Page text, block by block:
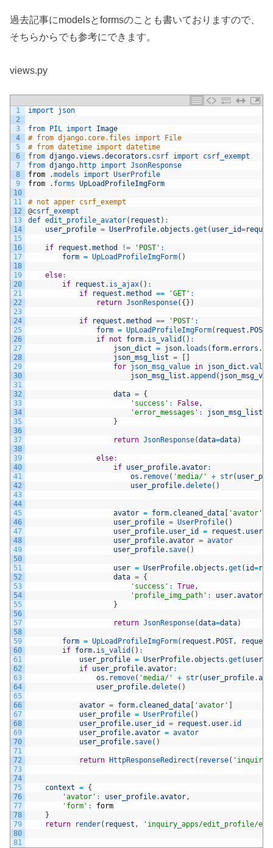
過去記事にmodelsとformsのことも書いておりますので、
そちらからでも参考にできます。
views.py
1
2
3
4
5
6
7
8
9
10
11
12
13
14
15
16
17
18
19
20
21
22
23
24
25
26
27
28
29
30
31
32
33
34
35
36
37
38
39
40
41
42
43
44
45
46
47
48
49
50
51
52
53
54
55
56
57
58
59
60
61
62
63
64
65
66
67
68
69
70
71
72
73
74
75
76
77
78
79
80
81
import json
from PIL import Image
# from django.core.files import File
# from datetime import datetime
from django.views .decorators . csrf import csrf_exempt
from django. http import JsonResponse
from
.models import UserProfile
from
. forms UpLoadProfileImgForm
# not apper csrf_exempt
@csrf_exempt
def edit_profile_avator( request ) :
user_profile = UserProfile.objects .get ( user_id=
if request .method != 'POST' :
form = UpLoadProfileImgForm( )
else:
if
request . is_ajax( ) :
if
request .method == 'GET' :
return JsonResponse( { } )
if request .method == 'POST' :
form = UpLoadProfileImgForm( request . POST
if not form. is_valid ( ) :
json_dict
= json. loads ( form.errors .
json_msg_list
=
for json_msg_value in json_dict .
json_msg_list .append (
data = {
'success' : False,
'error_messages' : json_msg_list
}
return JsonResponse(data=data)
else:
if user_profile.avator:
os . remove( 'media/' + str(
user_profile.delete( )
avator = form. cleaned_data 'avator'
user_profile = UserProfile( )
user_profile. user_id = request . user
user_profile.avator = avator
user_profile. save( )
user = UserProfile.objects .get ( id=
data = {
'success' : True,
'profile_img_path' : user.avator
}
return JsonResponse(data=data)
form = UpLoadProfileImgForm( request . POST, request
if form. is_valid ( ) :
user_profile = UserProfile.objects .get (
if user_profile.avator:
os . remove( 'media/' + str( user_profile.
user_profile.delete( )
avator = form. cleaned_data 'avator'
user_profile = UserProfile( )
user_profile. user_id = request . user. id
user_profile.avator = avator
user_profile. save( )
return HttpResponseRedirect ( reverse(
context = {
'avator' : user_profile.avator,
'form' :
form
}
return
render( request , 'inquiry_apps/edit_profile/